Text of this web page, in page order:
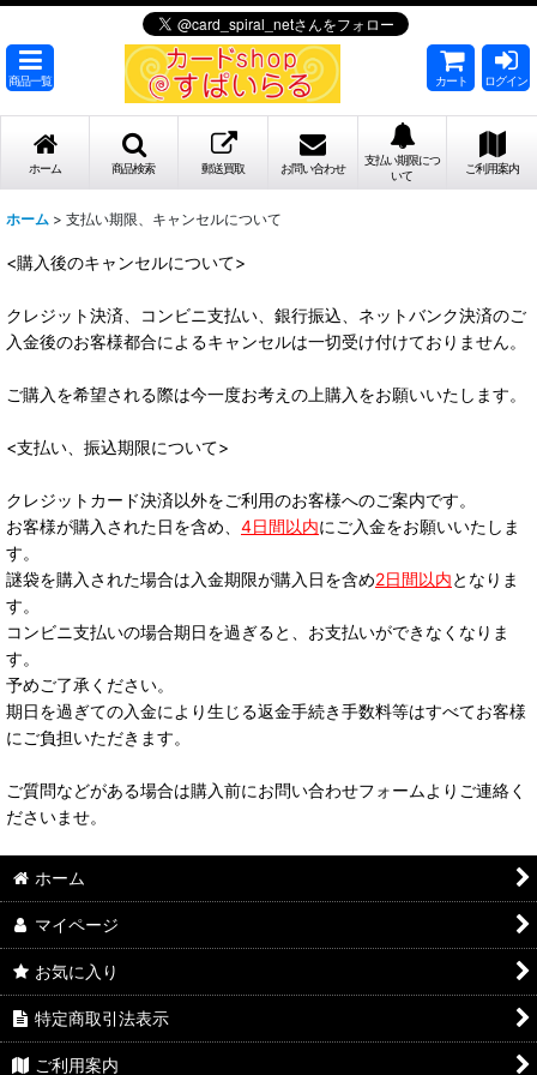
商品一覧 カート ログイン
ホーム 商品検索 郵送買取 お問い合わせ
支払い期限につ
いて
ご利用案内
ホーム > 支払い期限、キャンセルについて
<購入後のキャンセルについて>
クレジット決済、コンビニ支払い、銀行振込、ネットバンク決済のご
入金後のお客様都合によるキャンセルは一切受け付けておりません。
ご購入を希望される際は今一度お考えの上購入をお願いいたします。
<支払い、振込期限について>
クレジットカード決済以外をご利用のお客様へのご案内です。
お客様が購入された日を含め、 4日間以内にご入金をお願いいたしま
す。
謎袋を購入された場合は入金期限が購入日を含め2日間以内となりま
す。
コンビニ支払いの場合期日を過ぎると、お支払いができなくなりま
す。
予めご了承ください。
期日を過ぎての入金により生じる返金手続き手数料等はすべてお客様
にご負担いただきます。
ご質問などがある場合は購入前にお問い合わせフォームよりご連絡く
ださいませ。
ホーム
マイページ
お気に入り
特定商取引法表示
ご利用案内